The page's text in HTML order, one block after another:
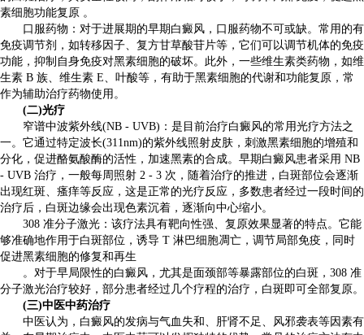
素细胞功能复原 。
口服药物：对于进展期的早期白癜风，口服药物不可或缺。常用的有
免疫调节剂，如转移因子、复方甘草酸苷片等，它们可以调节机体的免疫
功能，抑制自身免疫对黑素细胞的破坏。此外，一些维生素类药物，如维
生素 B 族、维生素 E、叶酸等，有助于黑素细胞的代谢和功能复原，常
作为辅助治疗药物使用。
(二)光疗
窄谱中波紫外线(NB - UVB)：是目前治疗白癜风的常用光疗方法之
一。它通过特定波长(311nm)的紫外线照射皮肤，刺激黑素细胞的增殖和
分化，促进酪氨酸酶的活性，加速黑素的合成。早期白癜风患者采用 NB
- UVB 治疗，一般每周照射 2 - 3 次，随着治疗的推进，白斑部位会逐渐
出现红斑、瘙痒等反应，这是正常的光疗反应，多数患者经过一段时间的
治疗后，白斑边缘会出现色素沉着，逐渐向中心缩小。
308 准分子激光：该疗法具有靶向性强、复原效果显著的特点。它能
够准确地作用于白斑部位，诱导 T 淋巴细胞凋亡，调节局部免疫，同时
促进黑素细胞的修复和再生
。对于早局限性的白癜风，尤其是面颈部等暴露部位的白斑，308 准
分子激光治疗较好，部分患者经过几个疗程的治疗，白斑即可全部复原。
(三)中医中药治疗
中医认为，白癜风的发病与气血失和、肝肾不足、风邪袭表等因素有